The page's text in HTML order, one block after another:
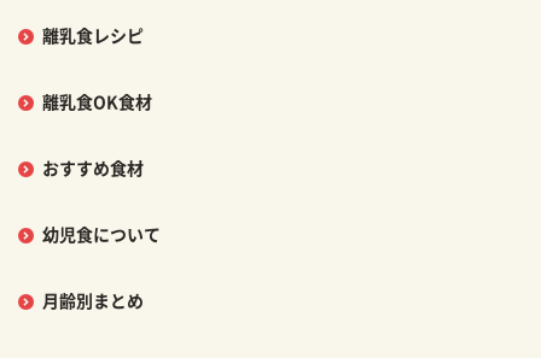
離乳食レシピ
離乳食OK食材
おすすめ食材
幼児食について
月齢別まとめ